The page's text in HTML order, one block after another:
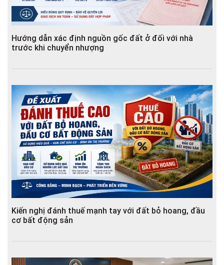
Hướng dẫn xác định nguồn gốc đất ở đối với nhà
trước khi chuyển nhượng
Kiến nghị đánh thuế mạnh tay với đất bỏ hoang, đầu
cơ bất động sản